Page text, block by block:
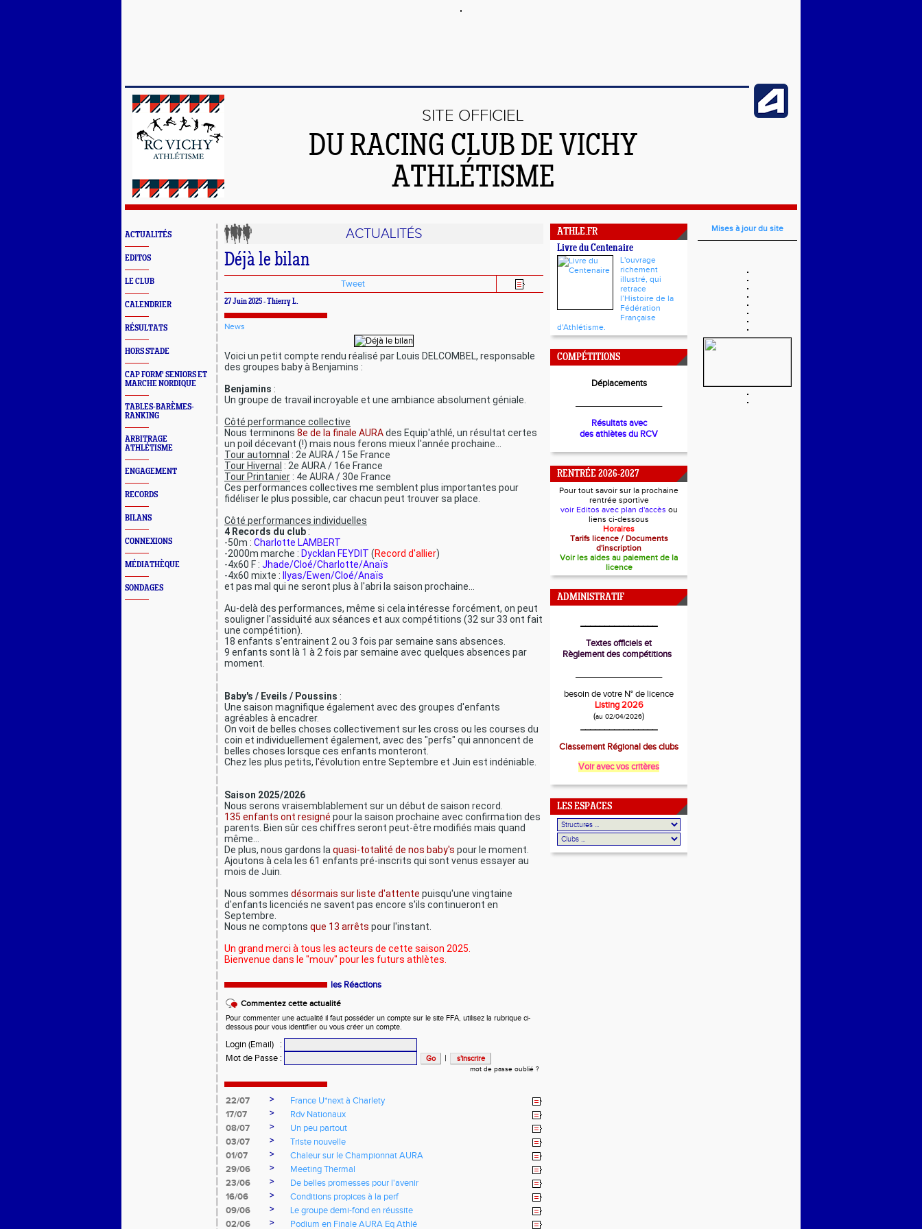
SITE OFFICIEL
DU RACING CLUB DE VICHY
ATHLÉTISME
ACTUALITÉS
EDITOS
LE CLUB
CALENDRIER
RÉSULTATS
HORS STADE
CAP FORM' SENIORS ET
MARCHE NORDIQUE
TABLES-BARÈMES-
RANKING
ARBITRAGE
ATHLÉTISME
ENGAGEMENT
RECORDS
BILANS
CONNEXIONS
MÉDIATHÈQUE
SONDAGES
ACTUALITÉS
Déjà le bilan
Tweet
27 Juin 2025 - Thierry L.
News
Voici un petit compte rendu réalisé par Louis DELCOMBEL, responsable
des groupes baby à Benjamins :
Benjamins :
Un groupe de travail incroyable et une ambiance absolument géniale.
Côté performance collective
Nous terminons 8e de la finale AURAdes Equip'athlé, un résultat certes
un poil décevant (!) mais nous ferons mieux l'année prochaine...
Tour automnal : 2e AURA / 15e France
Tour Hivernal : 2e AURA / 16e France
Tour Printanier: 4e AURA / 30e France
Ces performances collectives me semblent plus importantes pour
fidéliser le plus possible, car chacun peut trouver sa place.
Côté performances individuelles
4 Records du club:
-50m : Charlotte LAMBERT
-2000m marche : Dycklan FEYDIT (Record d'allier)
-4x60 F : Jhade/Cloé/Charlotte/Anaïs
-4x60 mixte :
Ilyas/Ewen/Cloé/Anaïs
et pas mal qui ne seront plus à l'abri la saison prochaine...
Au-delà des performances, même si cela intéresse forcément, on peut
souligner l'assiduité aux séances et aux compétitions (32 sur 33 ont fait
une compétition).
18 enfants s'entrainent 2 ou 3 fois par semaine sans absences.
9 enfants sont là 1 à 2 fois par semaine avec quelques absences par
moment.
Baby's / Eveils / Poussins :
Une saison magnifique également avec des groupes d'enfants
agréables à encadrer.
On voit de belles choses collectivement sur les cross ou les courses du
coin et individuellement également, avec des "perfs" qui annoncent de
belles choses lorsque ces enfants monteront.
Chez les plus petits, l'évolution entre Septembre et Juin est indéniable.
Saison 2025/2026
Nous serons vraisemblablement sur un début de saison record.
135 enfants ont resigné pour la saison prochaine avec confirmation des
parents. Bien sûr ces chiffres seront peut-être modifiés mais quand
même...
De plus, nous gardons la quasi-totalité de nos baby's pour le moment.
Ajoutons à cela les 61 enfants pré-inscrits qui sont venus essayer au
mois de Juin.
Nous sommes désormais sur liste d'attente puisqu'une vingtaine
d'enfants licenciés ne savent pas encore s'ils continueront en
Septembre.
Nous ne comptons que 13 arrêts pour l'instant.
Un grand merci à tous les acteurs de cette saison 2025.
Bienvenue dans le "mouv" pour les futurs athlètes.
les Réactions
Commentez cette actualité
Pour commenter une actualité il faut posséder un compte sur le site FFA, utilisez la rubrique ci-
dessous pour vous identifier ou vous créer un compte.
Login (Email)
:
Mot de Passe : |
mot de passe oublié ?
22/07 >
France U*next à Charlety
17/07
>
Rdv Nationaux
08/07
>
Un peu partout
03/07
>
Triste nouvelle
01/07
>
Chaleur sur le Championnat AURA
29/06
>
Meeting Thermal
23/06
>
De belles promesses pour l'avenir
16/06
>
Conditions propices à la perf
09/06
>
Le groupe demi-fond en réussite
02/06
> Podium en Finale AURA Eq Athlé
ATHLE.FR
Livre du Centenaire
L'ouvrage
richement
illustré, qui
retrace
l’Histoire de la
Fédération
Française
d'Athlétisme.
COMPÉTITIONS
Déplacements
Résultats avec
des athlètes du RCV
RENTRÉE 2026-2027
Pour tout savoir sur la prochaine
rentrée sportive
voir Editos avec plan d'accès ou
liens ci-dessous
Horaires
Tarifs licence / Documents
d'inscription
Voir les aides au paiement de la
licence
ADMINISTRATIF
________________
Textes officiels et
Règlement des compétitions
besoin de votre N° de licence
Listing 2026
(au 02/04/2026)
________________
Classement Régional des clubs
Voir avec vos critères
LES ESPACES
Mises à jour du site